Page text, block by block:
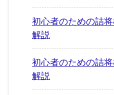
初心者のための詰
解説
初心者のための詰
解説